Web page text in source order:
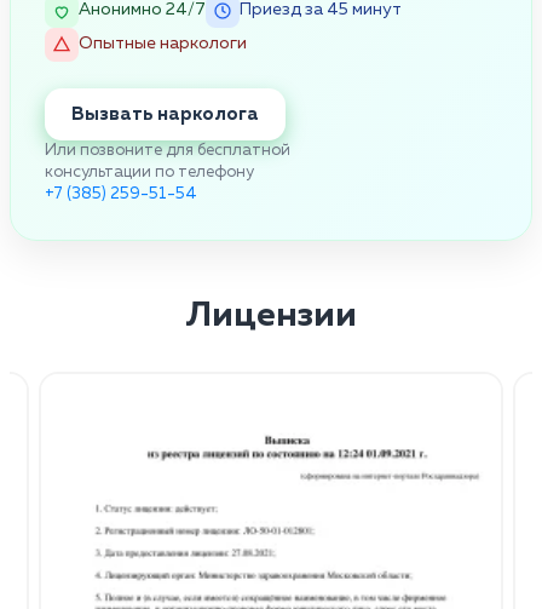
Анонимно 24/7
Приезд за 45 минут
Опытные наркологи
Вызвать нарколога
Или позвоните для бесплатной
консультации по телефону
+7 (385) 259-51-54
Лицензии